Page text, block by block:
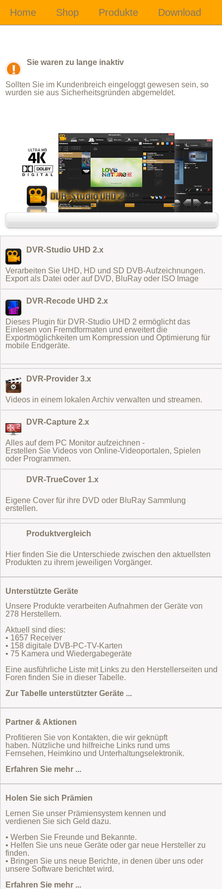
Sie waren zu lange inaktiv
Sollten Sie im Kundenbreich eingeloggt gewesen sein, so
wurden sie aus Sicherheitsgründen abgemeldet.
DVR-Studio UHD 2.x
Verarbeiten Sie UHD, HD und SD DVB-Aufzeichnungen.
Export als Datei oder auf DVD, BluRay oder ISO Image
DVR-Recode UHD 2.x
Dieses Plugin für DVR-Studio UHD 2 ermöglicht das
Einlesen von Fremdformaten und erweitert die
Exportmöglichkeiten um Kompression und Optimierung für
mobile Endgeräte.
DVR-Provider 3.x
Videos in einem lokalen Archiv verwalten und streamen.
DVR-Capture 2.x
Alles auf dem PC Monitor aufzeichnen -
Erstellen Sie Videos von Online-Videoportalen, Spielen
oder Programmen.
DVR-TrueCover 1.x
Eigene Cover für ihre DVD oder BluRay Sammlung
erstellen.
Produktvergleich
Hier finden Sie die Unterschiede zwischen den aktuellsten
Produkten zu ihrem jeweiligen Vorgänger.
Unterstützte Geräte
Unsere Produkte verarbeiten Aufnahmen der Geräte von
278 Herstellern.
Aktuell sind dies:
• 1657 Receiver
• 158 digitale DVB-PC-TV-Karten
• 75 Kamera und Wiedergabegeräte
Eine ausführliche Liste mit Links zu den Herstellerseiten und
Foren finden Sie in dieser Tabelle.
Zur Tabelle unterstützter Geräte ...
Partner & Aktionen
Profitieren Sie von Kontakten, die wir geknüpft
haben. Nützliche und hilfreiche Links rund ums
Fernsehen, Heimkino und Unterhaltungselektronik.
Erfahren Sie mehr ...
Holen Sie sich Prämien
Lernen Sie unser Prämiensystem kennen und
verdienen Sie sich Geld dazu.
• Werben Sie Freunde und Bekannte.
• Helfen Sie uns neue Geräte oder gar neue Hersteller zu
finden.
• Bringen Sie uns neue Berichte, in denen über uns oder
unsere Software berichtet wird.
Erfahren Sie mehr ...